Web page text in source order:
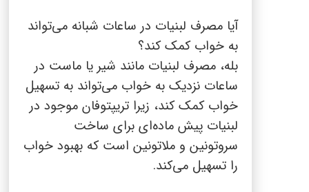
آیا مصرف لبنیات در ساعات شبانه می‌تواند
به خواب کمک کند؟
بله، مصرف لبنیات مانند شیر یا ماست در
ساعات نزدیک به خواب می‌تواند به تسهیل
خواب کمک کند، زیرا تریپتوفان موجود در
لبنیات پیش ماده‌ای برای ساخت
سروتونین و ملاتونین است که بهبود خواب
را تسهیل می‌کند.